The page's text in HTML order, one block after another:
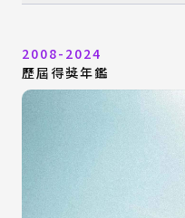
時尚設計類
特別獎
視覺設計類
數位動畫類
建築與景觀設計類
國際設計組織特別獎
產品設計類
視覺設計類
數位動畫類
時尚設計類
2008-2024
歷屆得獎年鑑